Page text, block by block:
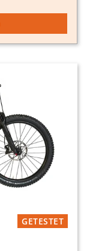
GETESTET